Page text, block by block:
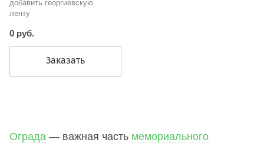
добавить георгиевскую
ленту
0 руб.
Заказать
Ограда — важная часть мемориального